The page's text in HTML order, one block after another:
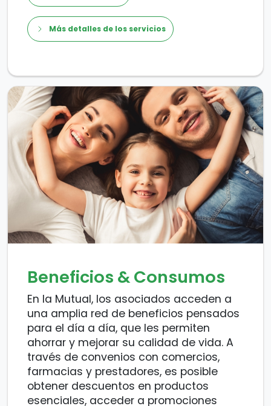
Más detalles de los servicios
Beneficios & Consumos
En la Mutual, los asociados acceden a
una amplia red de beneficios pensados
para el día a día, que les permiten
ahorrar y mejorar su calidad de vida. A
través de convenios con comercios,
farmacias y prestadores, es posible
obtener descuentos en productos
esenciales, acceder a promociones